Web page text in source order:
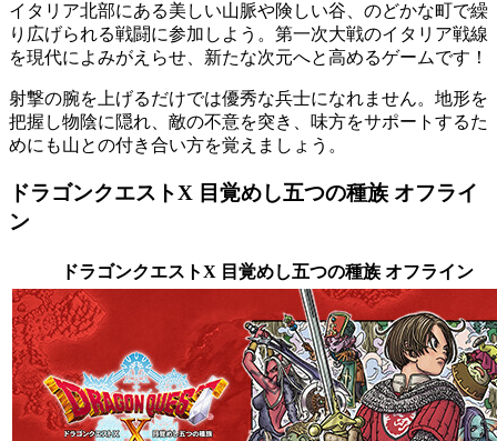
イタリア北部にある美しい山脈や険しい谷、のどかな町で繰
り広げられる戦闘に参加しよう。第一次大戦のイタリア戦線
を現代によみがえらせ、新たな次元へと高めるゲームです！
射撃の腕を上げるだけでは優秀な兵士になれません。地形を
把握し物陰に隠れ、敵の不意を突き、味方をサポートするた
めにも山との付き合い方を覚えましょう。
ドラゴンクエストX 目覚めし五つの種族 オフライ
ン
ドラゴンクエストX 目覚めし五つの種族 オフライン